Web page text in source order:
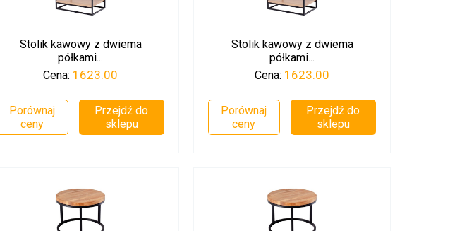
Stolik kawowy z dwiema
półkami...
Cena: 1623.00
Porównaj
ceny
Przejdź do
sklepu
Stolik kawowy z dwiema
półkami...
Cena: 1623.00
Porównaj
ceny
Przejdź do
sklepu